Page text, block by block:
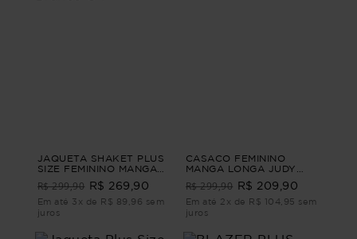
JAQUETA SHAKET PLUS
SIZE FEMININO MANGA
LONGA SARJA FOZ
Branco G4
R$ 299,90 R$ 269,90
Em até 3x de R$ 89,96 sem
juros
CASACO FEMININO
MANGA LONGA JUDY
R$ 299,90 R$ 209,90
Em até 2x de R$ 104,95 sem
juros